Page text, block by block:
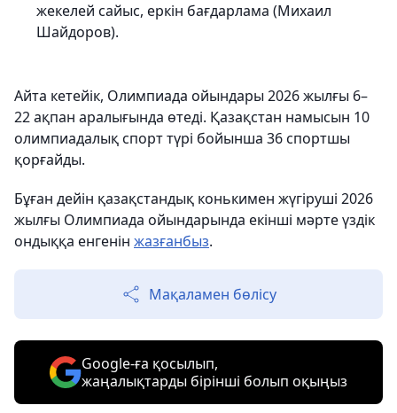
жекелей сайыс, еркін бағдарлама (Михаил
Шайдоров).
Айта кетейік, Олимпиада ойындары 2026 жылғы 6–
22 ақпан аралығында өтеді. Қазақстан намысын 10
олимпиадалық спорт түрі бойынша 36 спортшы
қорғайды.
Бұған дейін қазақстандық конькимен жүгіруші 2026
жылғы Олимпиада ойындарында екінші мәрте үздік
ондыққа енгенін жазғанбыз.
Мақаламен бөлісу
Google-ға қосылып,
жаңалықтарды бірінші болып оқыңыз